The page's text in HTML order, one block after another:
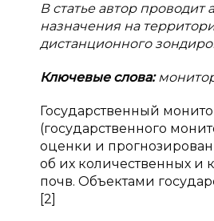
В статье автор проводит
назначения на
дистанционного
Ключевые слова:
Государственный
(государственного
оценки и
об их количественных и
почв. Объектами
[2]